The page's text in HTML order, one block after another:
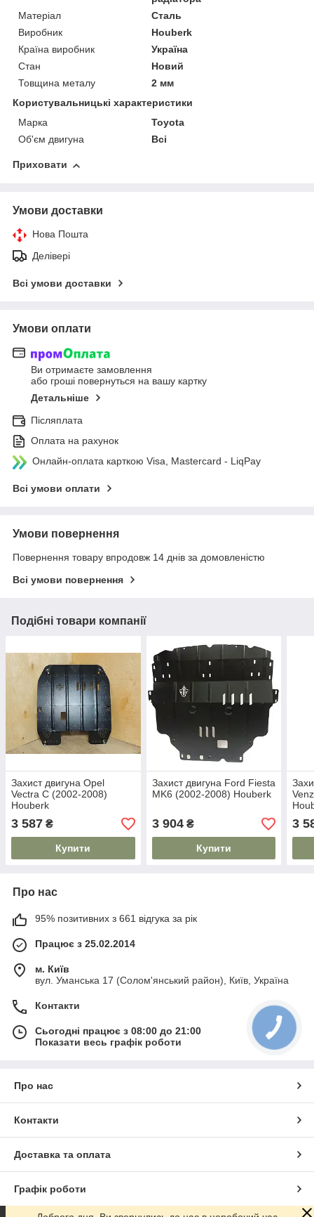
Матеріал
Сталь
Виробник
Houberk
Країна виробник
Україна
Стан
Новий
Товщина металу
2 мм
Користувальницькі характеристики
Марка
Toyota
Об'єм двигуна
Всі
Приховати
Умови доставки
Нова Пошта
Делівері
Всі умови доставки
Умови оплати
Ви отримаєте замовлення
або гроші повернуться на вашу картку
Детальніше
Післяплата
Оплата на рахунок
Онлайн-оплата карткою Visa, Mastercard - LiqPay
Всі умови оплати
Умови повернення
Повернення товару впродовж 14 днів за домовленістю
Всі умови повернення
Подібні товари компанії
Захист двигуна Opel
Vectra C (2002-2008)
Houberk
3 587 ₴
Купити
Захист двигуна Ford Fiesta
MK6 (2002-2008) Houberk
3 904₴
Купити
3
Про нас
95% позитивних з 661 відгука за рік
Працює з 25.02.2014
м. Київ
вул. Уманська 17 (Солом'янський район), Київ, Україна
Контакти
Сьогодні працює з 08:00 до 21:00
Показати весь графік роботи
Про нас
Контакти
Доставка та оплата
Графік роботи